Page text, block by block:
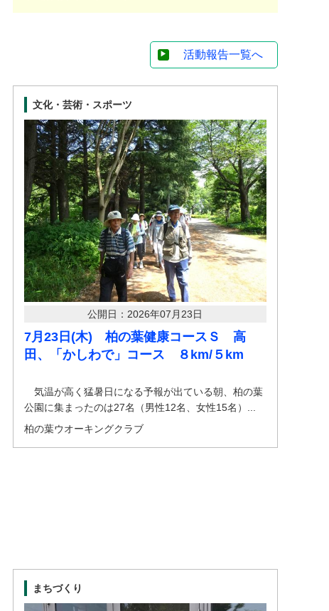
文化・芸術・スポーツ
公開日：2026年07月23日
7月23日(木) 柏の葉健康コースＳ 高
田、「かしわで」コース ８km/５km
気温が高く猛暑日になる予報が出ている朝、柏の葉
公園に集まったのは27名（男性12名、女性15名）...
柏の葉ウオーキングクラブ
まちづくり
活動報告一覧へ